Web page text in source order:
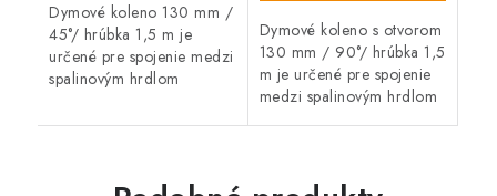
Dymové koleno 130 mm /
45°/ hrúbka 1,5 m je
určené pre spojenie medzi
spalinovým hrdlom
sopúchom.
Dymové koleno s otvorom
130 mm / 90°/ hrúbka 1,5
m je určené pre spojenie
medzi spalinovým hrdlom